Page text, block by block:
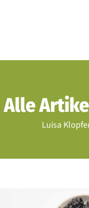
Alle
Luisa